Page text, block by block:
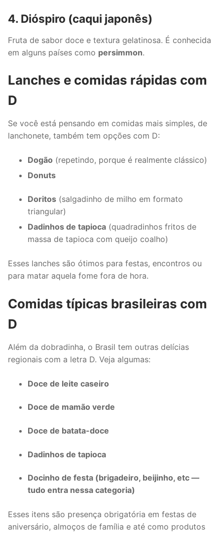
4. Dióspiro (caqui japonês)
Fruta de sabor doce e textura gelatinosa. É conhecida
em alguns países como persimmon.
Lanches e comidas rápidas com
D
Se você está pensando em comidas mais simples, de
lanchonete, também tem opções com D:
Dogão (repetindo, porque é realmente clássico)
Donuts
Doritos (salgadinho de milho em formato
triangular)
Dadinhos de tapioca (quadradinhos fritos de
massa de tapioca com queijo coalho)
Esses lanches são ótimos para festas, encontros ou
para matar aquela fome fora de hora.
Comidas típicas brasileiras com
D
Além da dobradinha, o Brasil tem outras delícias
regionais com a letra D. Veja algumas:
Doce de leite caseiro
Doce de mamão verde
Doce de batata-doce
Dadinhos de tapioca
Docinho de festa (brigadeiro, beijinho, etc —
tudo entra nessa categoria)
Esses itens são presença obrigatória em festas de
aniversário, almoços de família e até como produtos